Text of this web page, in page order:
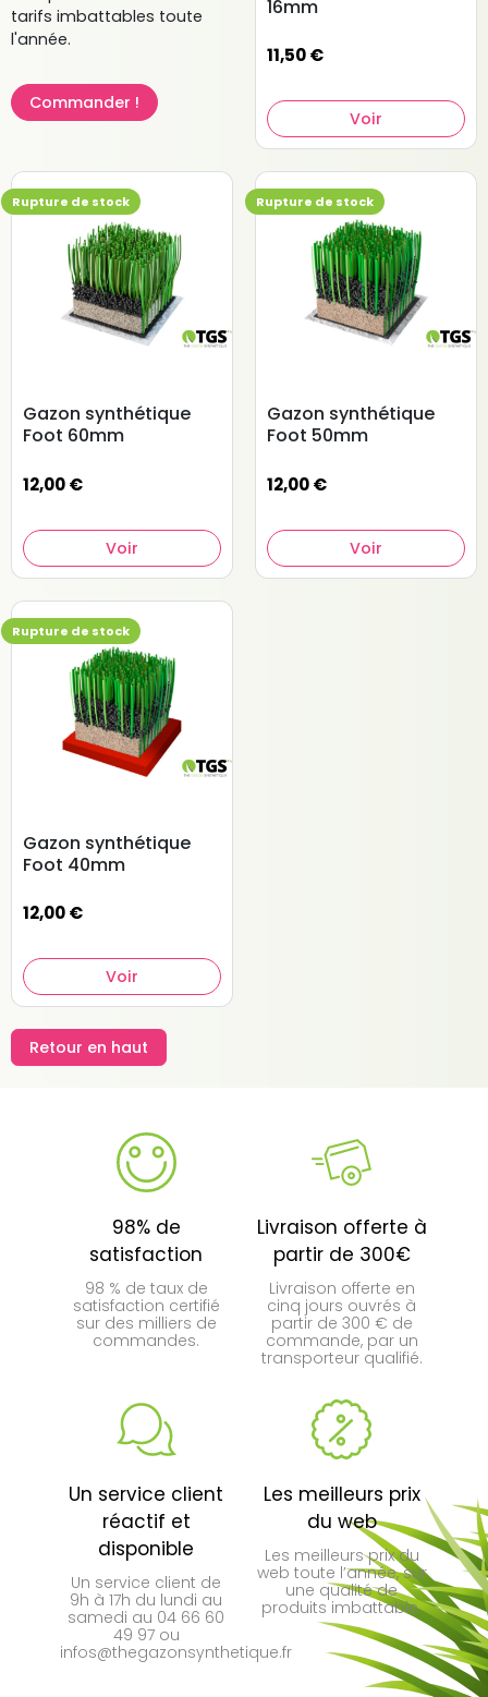
aussi des pelouses artificielles pour le foot sans couche
élastique. Dans ce cas, on choisit des fibres plus longues
et on compense les irrégularités par du granulat spécial.
les fibres du gazon, qui existent en version lisse ou
texturée. Les fibres de gazon sont fixées sur un tissu de
support et sont collées de manière permanente au tissu
ancrées pendant toute leur durée de vie. Les fibres
texturées sont plus résistantes et on les utilise de plus en
plus souvent pour les gazons synthétiques de foot, bien
qu’elles aient d’abord été utilisées pour le hockey.
tarifs imbattables toute
l'année.
Commander !
16mm
11,50 €
Voir
Rupture de stock
Gazon synthétique
Foot 60mm
12,00 €
Voir
Rupture de stock
Gazon synthétique
Foot 50mm
12,00 €
Voir
Rupture de stock
Gazon synthétique
Foot 40mm
12,00 €
Voir
Retour en haut
98% de
satisfaction
98 % de taux de
satisfaction certifié
sur des milliers de
commandes.
Livraison offerte à
partir de 300€
Livraison offerte en
cinq jours ouvrés à
partir de 300 € de
commande, par un
transporteur qualifié.
Un service client
réactif et
disponible
Un service client de
9h à 17h du lundi au
samedi au 04 66 60
49 97 ou
infos@thegazonsynthetique.fr
Les meilleurs prix
du web
Les meilleurs prix du
web toute l’année, sur
une qualité de
produits imbattable.